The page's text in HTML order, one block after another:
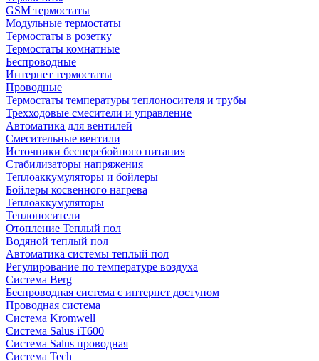
GSM термостаты
Модульные термостаты
Термостаты в розетку
Термостаты комнатные
Беспроводные
Интернет термостаты
Проводные
Термостаты температуры теплоносителя и трубы
Трехходовые смесители и управление
Автоматика для вентилей
Смесительные вентили
Источники бесперебойного питания
Стабилизаторы напряжения
Теплоаккумуляторы и бойлеры
Бойлеры косвенного нагрева
Теплоаккумуляторы
Теплоносители
Отопление Теплый пол
Водяной теплый пол
Автоматика системы теплый пол
Регулирование по температуре воздуха
Система Berg
Беспроводная система с интернет доступом
Проводная система
Система Kromwell
Система Salus iT600
Система Salus проводная
Система Tech